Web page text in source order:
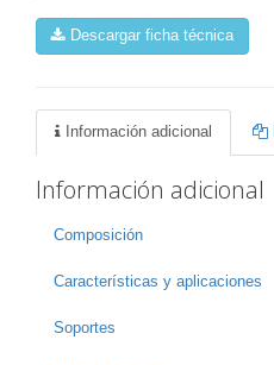
Descargar ficha técnica
Información adicional
Información adicional
Composición
Características y aplicaciones
Soportes